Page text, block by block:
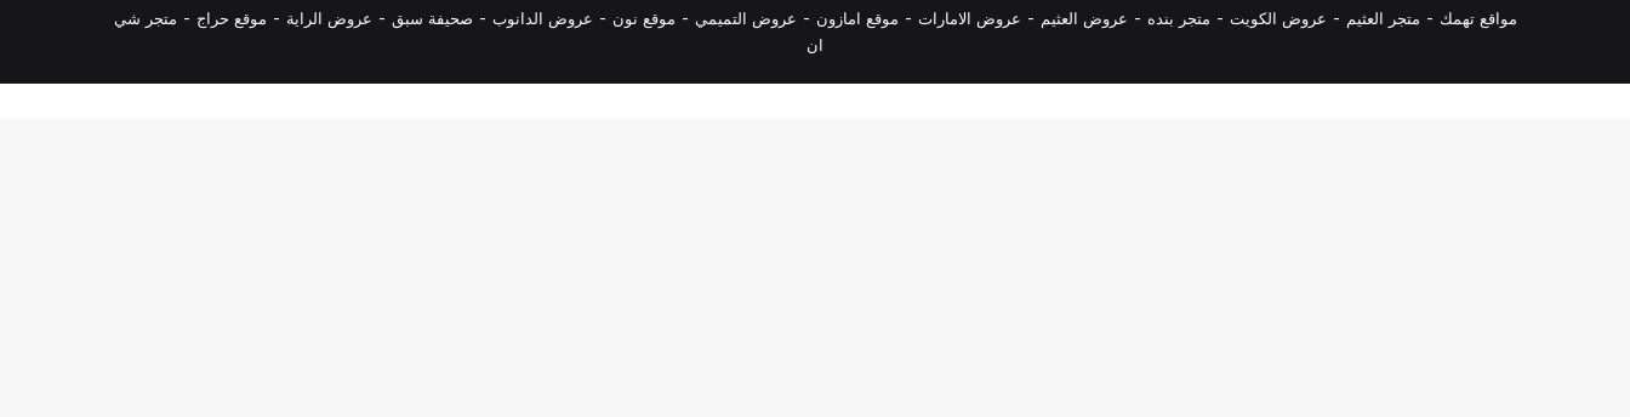
مواقع تهمك - متجر العثيم - عروض الكويت - متجر بنده - عروض العثيم - عروض الامارات - موقع امازون - عروض التميمي - موقع نون - عروض الدانوب - صحيفة سبق - عروض الراية - موقع حراج - متجر شي
ان